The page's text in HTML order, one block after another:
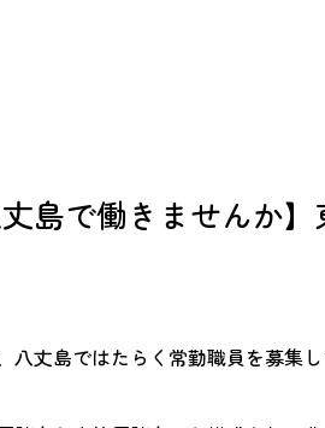
丈島で働きませんか
丈島ではたらく常勤職員を募集し